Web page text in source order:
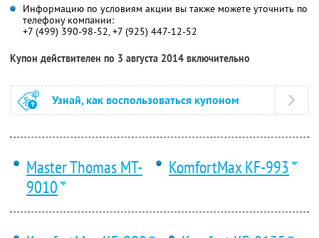
Информацию по условиям акции вы также можете уточнить по
телефону компании:
+7 (499) 390-98-52, +7 (925) 447-12-52
Купон действителен по 3 августа 2014 включительно
Узнай, как воспользоваться купоном
Master Thomas MT-
9010
KomfortMax KF-993